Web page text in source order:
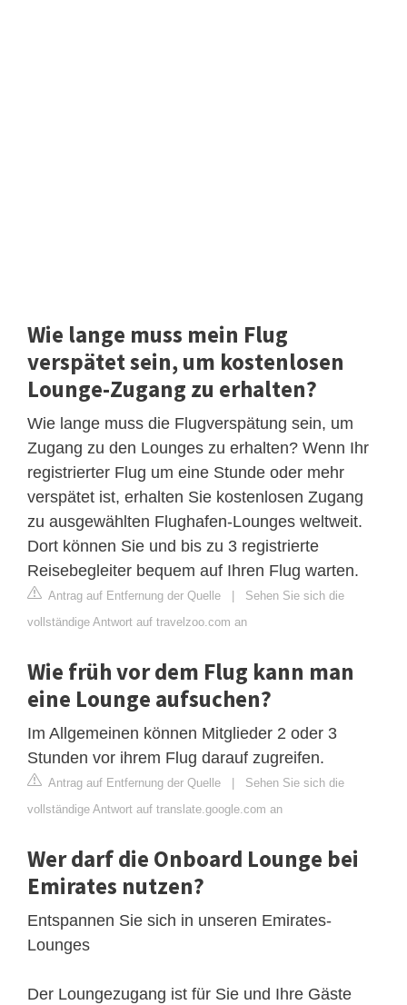
Wie lange muss mein Flug
verspätet sein, um kostenlosen
Lounge-Zugang zu erhalten?
Wie lange muss die Flugverspätung sein, um
Zugang zu den Lounges zu erhalten? Wenn Ihr
registrierter Flug um eine Stunde oder mehr
verspätet ist, erhalten Sie kostenlosen Zugang
zu ausgewählten Flughafen-Lounges weltweit.
Dort können Sie und bis zu 3 registrierte
Reisebegleiter bequem auf Ihren Flug warten.
Antrag auf Entfernung der Quelle | Sehen Sie sich die
vollständige Antwort auf travelzoo.com an
Wie früh vor dem Flug kann man
eine Lounge aufsuchen?
Im Allgemeinen können Mitglieder 2 oder 3
Stunden vor ihrem Flug darauf zugreifen.
Antrag auf Entfernung der Quelle | Sehen Sie sich die
vollständige Antwort auf translate.google.com an
Wer darf die Onboard Lounge bei
Emirates nutzen?
Entspannen Sie sich in unseren Emirates-
Lounges
Der Loungezugang ist für Sie und Ihre Gäste